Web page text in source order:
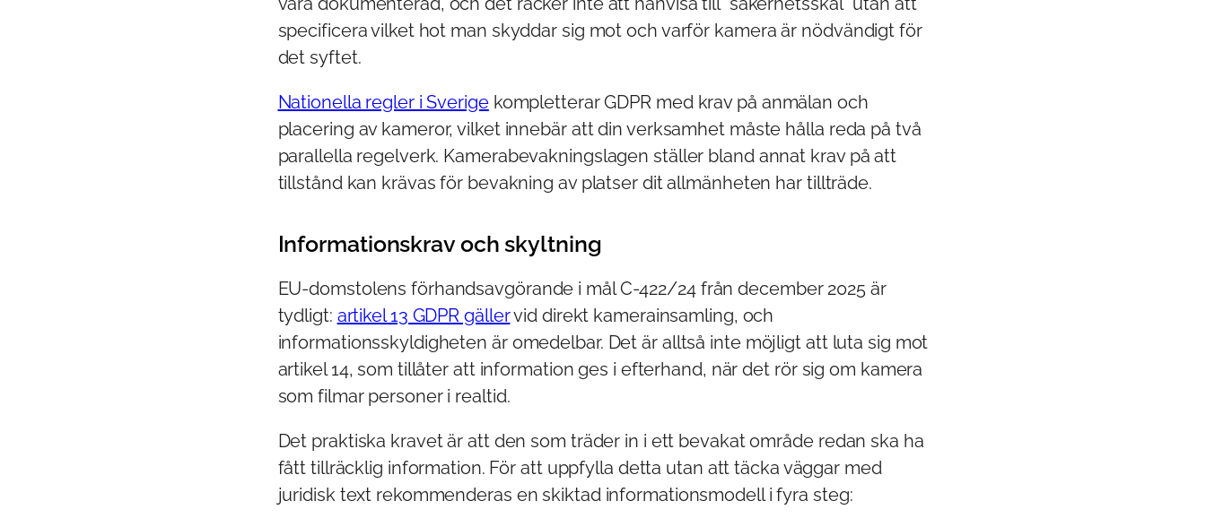
specificera vilket hot man skyddar sig mot och varför kamera är nödvändigt för
det syftet.
Nationella regler i Sverigekompletterar GDPR med krav på anmälan och
placering av kameror, vilket innebär att din verksamhet måste hålla reda på två
parallella regelverk. Kamerabevakningslagen ställer bland annat krav på att
tillstånd kan krävas för bevakning av platser dit allmänheten har tillträde.
Informationskrav och skyltning
EU-domstolens förhandsavgörande i mål C-422/24 från december 2025 är
tydligt: artikel 13 GDPR gällervid direkt kamerainsamling, och
informationsskyldigheten är omedelbar. Det är alltså inte möjligt att luta sig mot
artikel 14, som tillåter att information ges i efterhand, när det rör sig om kamera
som filmar personer i realtid.
Det praktiska kravet är att den som träder in i ett bevakat område redan ska ha
fått tillräcklig information. För att uppfylla detta utan att täcka väggar med
juridisk text rekommenderas en skiktad informationsmodell i fyra steg: